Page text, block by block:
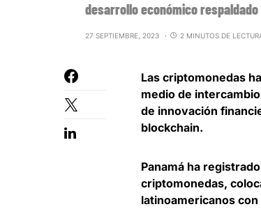
desarrollo económico
27 SEPTIEMBRE, 2023 2 MINUTOS DE
Las criptomonedas
medio de
de innovación
blockchain.
Panamá ha
criptomonedas,
latinoamericanos